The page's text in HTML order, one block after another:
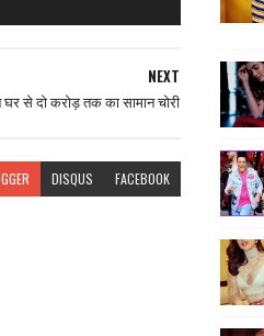
NEXT
से दो करोड़ तक का सामान चोरी
DISQUS FACEBOOK